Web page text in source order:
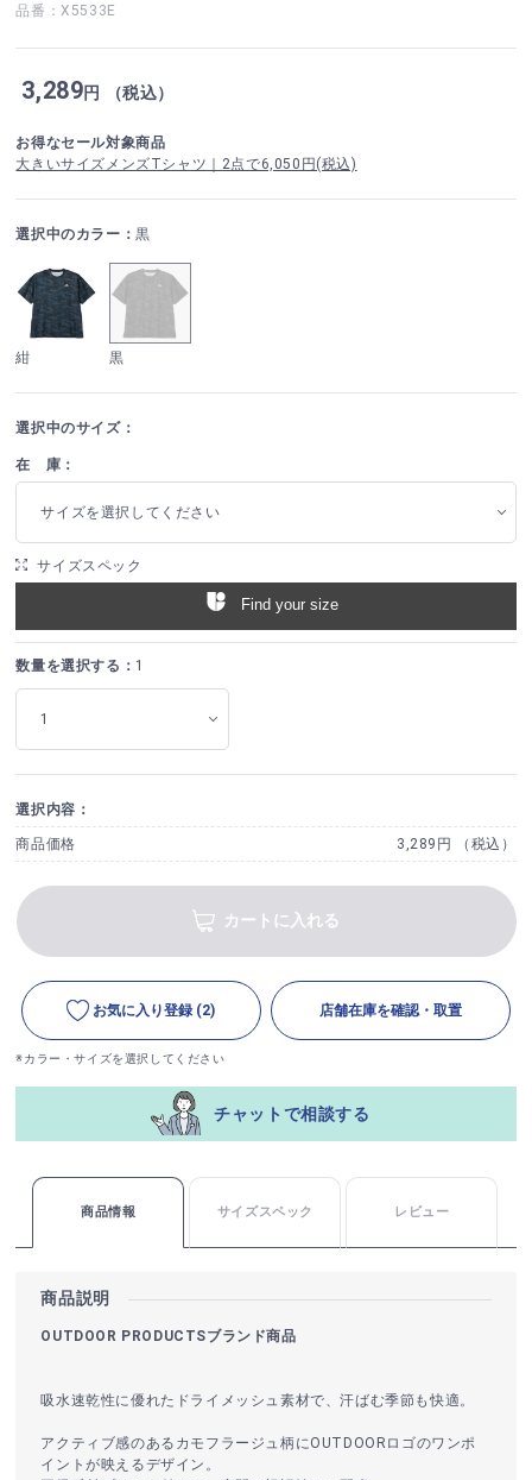
品番：X5533E
3,289円 （税込）
お得なセール対象商品
大きいサイズメンズTシャツ｜2点で6,050円(税込)
選択中のカラー：黒
紺 黒
選択中のサイズ：
在 庫：
サイズを選択してください
サイズスペック
Find your size
数量を選択する： 1
選択内容：
商品価格 3,289円 （税込）
カートに入れる
お気に入り登録 (2) 店舗在庫を確認・取置
※カラー・サイズを選択してください
チャットで相談する
商品情報 サイズスペック レビュー
商品説明
OUTDOOR PRODUCTSブランド商品
吸水速乾性に優れたドライメッシュ素材で、汗ばむ季節も快適。
アクティブ感のあるカモフラージュ柄にOUTDOORロゴのワンポ
イントが映えるデザイン。